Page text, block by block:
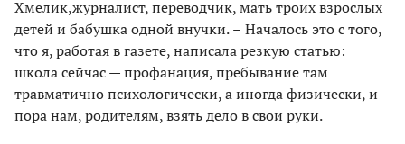
Хмелик,журналист, переводчик, мать троих взрослых
детей и бабушка одной внучки.– Началось это с того,
что я, работая в газете, написала резкую статью:
школа сейчас — профанация, пребывание там
травматично психологически, а иногда физически, и
пора нам, родителям, взять дело в свои руки.